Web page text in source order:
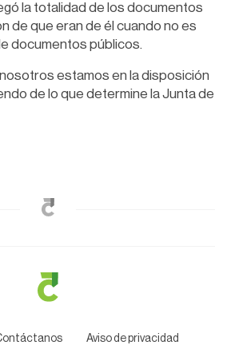
la totalidad de los documentos
de que eran de él cuando no es
documentos públicos.
estamos en la disposición
de lo que determine la Junta de
Aviso de privacidad